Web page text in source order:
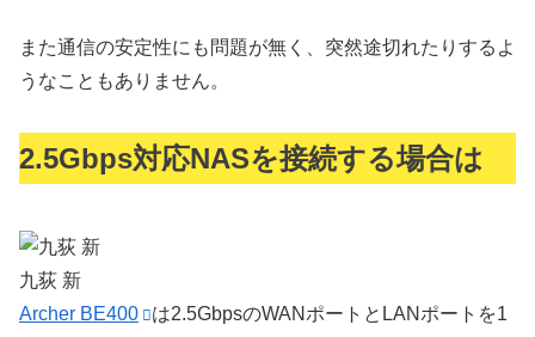
また通信の安定性にも問題が無く、突然途切れたりするよ
うなこともありません。
2.5Gbps対応NASを接続する場合は
九荻 新
Archer BE400
は2.5GbpsのWANポートとLANポートを1